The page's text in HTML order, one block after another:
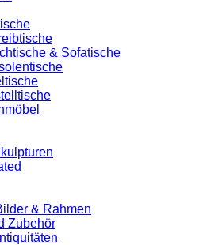
& Sofatische
& Rahmen
Zubehör